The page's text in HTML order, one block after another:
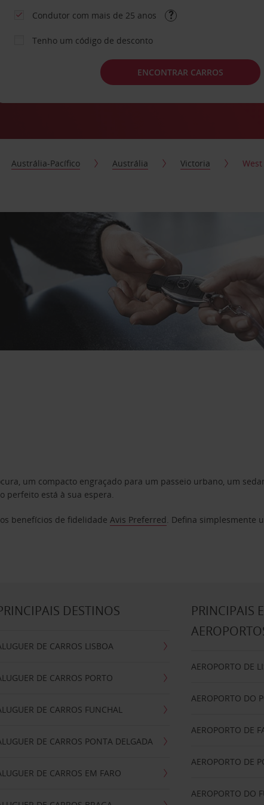
Condutor com mais de 25 anos
Tenho um código de desconto
ENCONTRAR CARROS
Austrália-Pacífico Austrália Victoria
um compacto engraçado para um passeio urbano, um
perfeito está à sua espera.
benefícios de fidelidadeAvis Preferred. Defina simplesmente
DESTINOS
DE CARROS LISBOA
DE CARROS PORTO
DE CARROS FUNCHAL
DE CARROS PONTA DELGADA
DE CARROS EM FARO
PRINCIPAIS
AEROPORTO DE
AEROPORTO DO
AEROPORTO DE
AEROPORTO DE
AEROPORTO DO